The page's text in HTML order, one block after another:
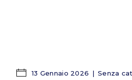
13 Gennaio 2026 Senza